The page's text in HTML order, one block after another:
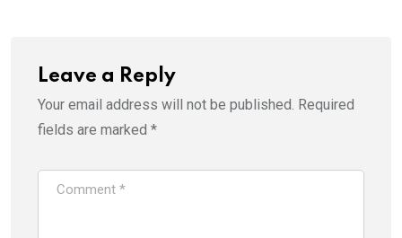
Leave a Reply
Your email address will not be published. Required
fields are marked *